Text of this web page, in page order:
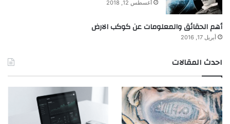
أغسطس 12, 2018
أهم الحقائق والمعلومات عن كوكب الارض
أبريل 17, 2016
احدث المقالات